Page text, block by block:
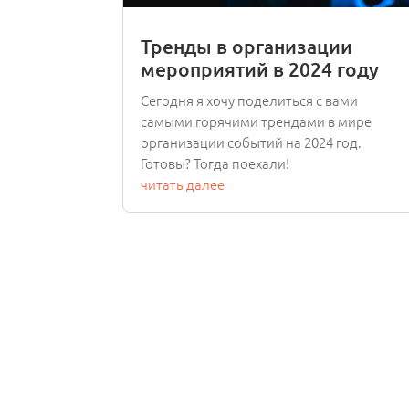
Тренды в организации
мероприятий в 2024 году
Сегодня я хочу поделиться с вами
самыми горячими трендами в мире
организации событий на 2024 год.
Готовы? Тогда поехали!
читать далее